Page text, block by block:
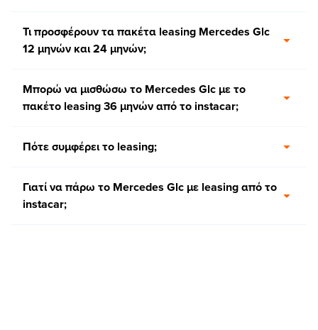
Τι προσφέρουν τα πακέτα leasing Mercedes Glc
12 μηνών και 24 μηνών;
Μπορώ να μισθώσω το Mercedes Glc με το
πακέτο leasing 36 μηνών από το instacar;
Πότε συμφέρει το leasing;
Γιατί να πάρω το Mercedes Glc με leasing από το
instacar;